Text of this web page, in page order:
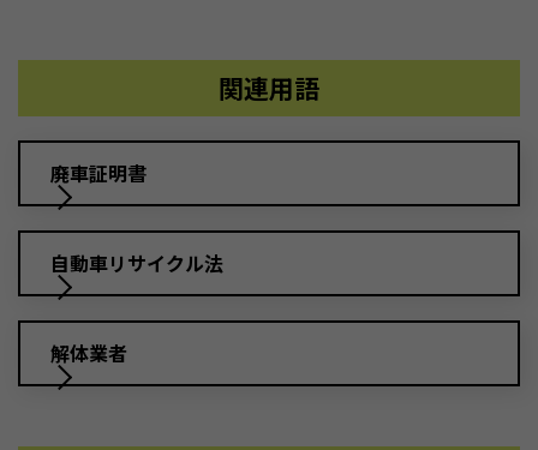
関連用語
廃車証明書
自動車リサイクル法
解体業者